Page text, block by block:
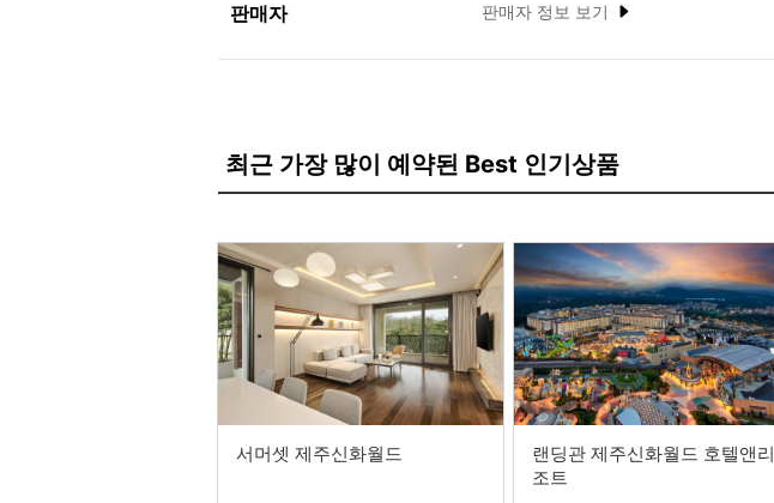
판매자 판매자 정보 보기
최근 가장 많이 예약된 Best 인기상품
서머셋 제주신화월드
랜딩관 제주신화월드 호텔앤리
조트